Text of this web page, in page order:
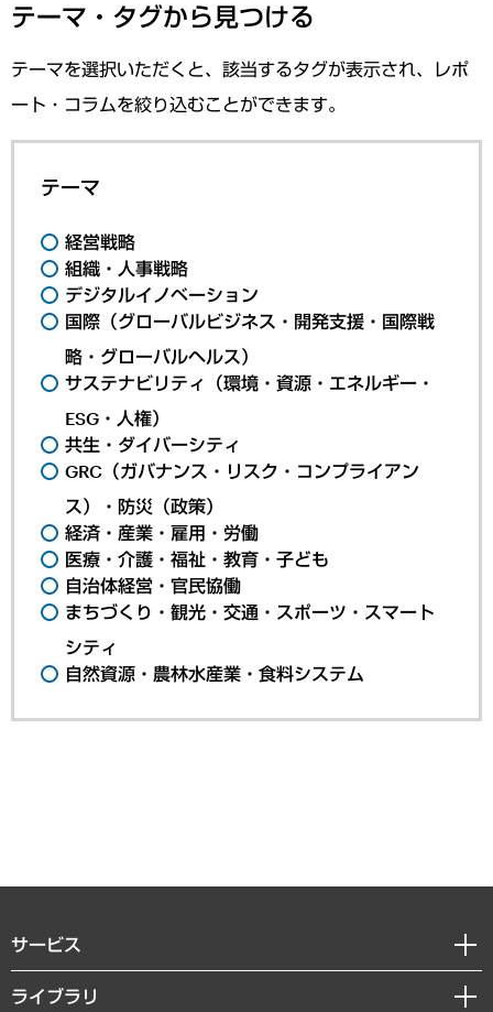
テーマ・タグから見つける
テーマを選択いただくと、該当するタグが表示され、レポ
ート・コラムを絞り込むことができます。
テーマ
経営戦略
組織・人事戦略
デジタルイノベーション
国際（グローバルビジネス・開発支援・国際戦
略・グローバルヘルス）
サステナビリティ（環境・資源・エネルギー・
ESG・人権）
共生・ダイバーシティ
GRC（ガバナンス・リスク・コンプライアン
ス）・防災（政策）
経済・産業・雇用・労働
医療・介護・福祉・教育・子ども
自治体経営・官民協働
まちづくり・観光・交通・スポーツ・スマート
シティ
自然資源・農林水産業・食料システム
サービス
経営戦略
ライブラリ